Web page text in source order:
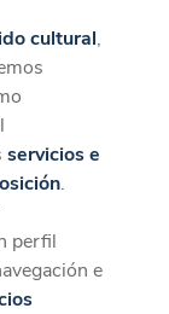
Descargar
cultural,
servicios e
.
perfil
e